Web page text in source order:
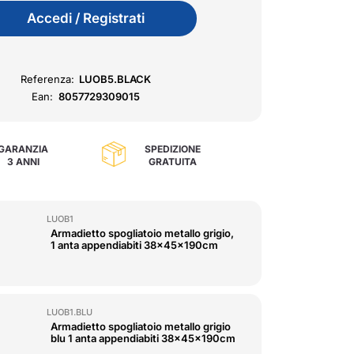
Accedi / Registrati
Referenza: LUOB5.BLACK
Ean: 8057729309015
3 ANNI
SPEDIZIONE
GRATUITA
LUOB1
Armadietto spogliatoio metallo grigio,
1 anta appendiabiti 38x45x190cm
LUOB1.BLU
Armadietto spogliatoio metallo grigio
blu 1 anta appendiabiti 38x45x190cm